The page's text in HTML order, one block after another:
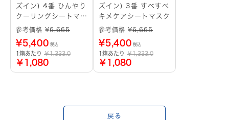
ズイン) 4番 ひんやり
クーリングシートマス
ク
参考価格 ¥6,665
¥5,400 税込
1箱あたり ￥1,333.0
￥1,080
ズイン) 3番 すべすべ
キメケアシートマスク
参考価格 ¥6,665
¥5,400 税込
1箱あたり ￥1,333.0
￥1,080
戻る